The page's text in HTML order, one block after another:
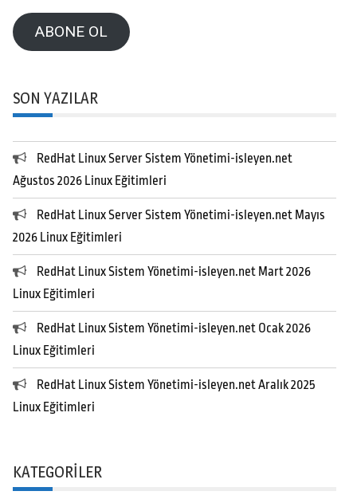
AdresiABONE OL
SON YAZILAR
RedHat Linux Server Sistem Yönetimi-isleyen.net
Ağustos 2026 Linux Eğitimleri
RedHat Linux Server Sistem Yönetimi-isleyen.net Mayıs
2026 Linux Eğitimleri
RedHat Linux Sistem Yönetimi-isleyen.net Mart 2026
Linux Eğitimleri
RedHat Linux Sistem Yönetimi-isleyen.net Ocak 2026
Linux Eğitimleri
RedHat Linux Sistem Yönetimi-isleyen.net Aralık 2025
Linux Eğitimleri
KATEGORILER